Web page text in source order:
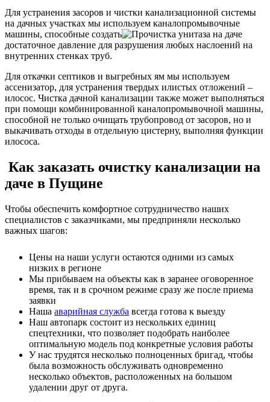
Для устранения засоров и чистки канализационной системы
на дачных участках мы используем каналопромывочные
машины, способные создать
достаточное давление для разрушения любых наслоений на
внутренних стенках труб.
Для откачки септиков и выгребных ям мы используем
ассенизатор, для устранения твердых илистых отложений –
илосос. Чистка дачной канализации также может выполняться
при помощи комбинированной каналопромывочной машины,
способной не только очищать трубопровод от засоров, но и
выкачивать отходы в отдельную цистерну, выполняя функции
илососа.
Как заказать очистку канализации на
даче в Пущине
Чтобы обеспечить комфортное сотрудничество наших
специалистов с заказчиками, мы предприняли несколько
важных шагов:
Цены на наши услуги остаются одними из самых
низких в регионе
Мы прибываем на объекты как в заранее оговоренное
время, так и в срочном режиме сразу же после приема
заявки
Наша аварийная служба всегда готова к выезду
Наш автопарк состоит из нескольких единиц
спецтехники, что позволяет подобрать наиболее
оптимальную модель под конкретные условия работы
У нас трудятся несколько полноценных бригад, чтобы
была возможность обслуживать одновременно
несколько объектов, расположенных на большом
удалении друг от друга.